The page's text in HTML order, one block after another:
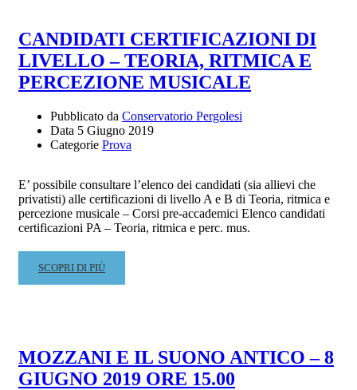
CANDIDATI CERTIFICAZIONI DI
LIVELLO – TEORIA, RITMICA E
PERCEZIONE MUSICALE
Pubblicato da Conservatorio Pergolesi
Data 5 Giugno 2019
Categorie Prova
E’ possibile consultare l’elenco dei candidati (sia allievi che
privatisti) alle certificazioni di livello A e B di Teoria, ritmica e
percezione musicale – Corsi pre-accademici Elenco candidati
certificazioni PA – Teoria, ritmica e perc. mus.
READ
MORE
LIVELLO
SCOPRI DI PIÙ
MOZZANI E IL SUONO ANTICO – 8
GIUGNO 2019 ORE 15.00